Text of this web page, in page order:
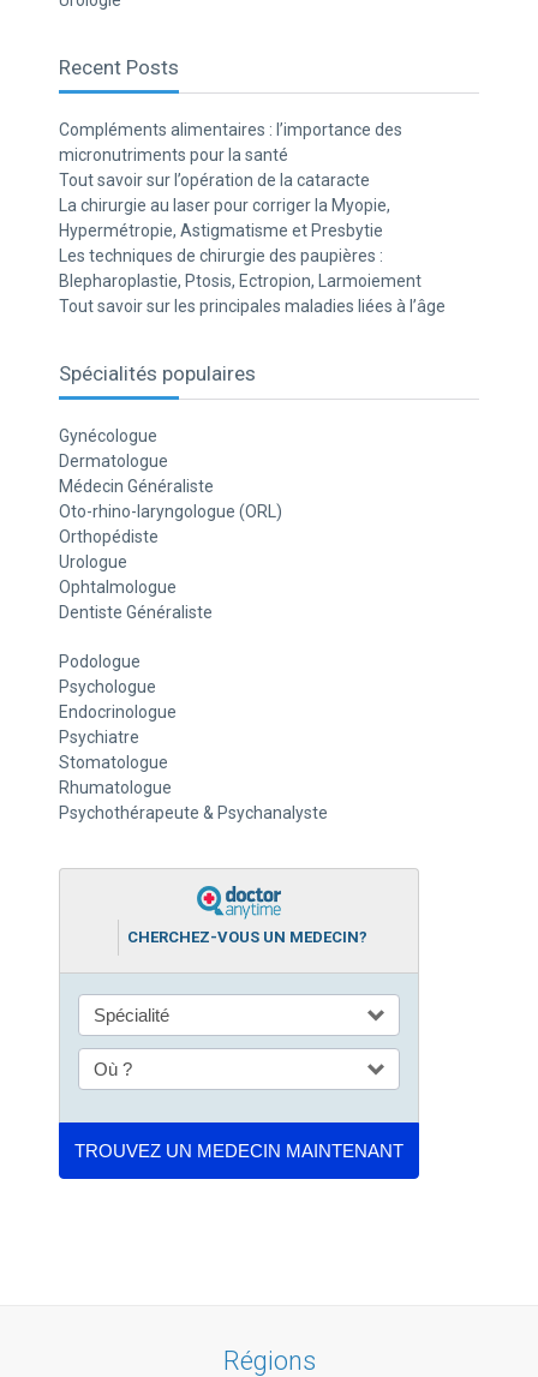
Recent Posts
Compléments alimentaires : l’importance des
micronutriments pour la santé
Tout savoir sur l’opération de la cataracte
La chirurgie au laser pour corriger la Myopie,
Hypermétropie, Astigmatisme et Presbytie
Les techniques de chirurgie des paupières :
Blepharoplastie, Ptosis, Ectropion, Larmoiement
Tout savoir sur les principales maladies liées à l’âge
Spécialités populaires
Gynécologue
Dermatologue
Médecin Généraliste
Oto-rhino-laryngologue (ORL)
Orthopédiste
Urologue
Ophtalmologue
Dentiste Généraliste
Podologue
Psychologue
Endocrinologue
Psychiatre
Stomatologue
Rhumatologue
Psychothérapeute & Psychanalyste
CHERCHEZ-VOUS UN MEDECIN?
Régions